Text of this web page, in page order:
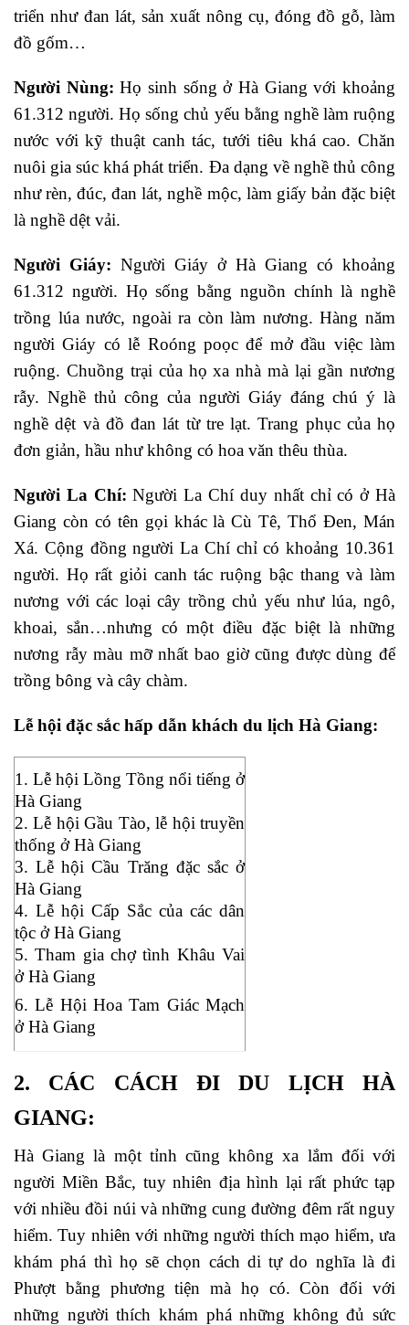
triển như đan lát, sản xuất nông cụ, đóng đồ gỗ, làm
đồ gốm…
Người Nùng: Họ sinh sống ở Hà Giang với khoảng
61.312 người. Họ sống chủ yếu bằng nghề làm ruộng
nước với kỹ thuật canh tác, tưới tiêu khá cao. Chăn
nuôi gia súc khá phát triển. Đa dạng về nghề thủ công
như rèn, đúc, đan lát, nghề mộc, làm giấy bản đặc biệt
là nghề dệt vải.
Người Giáy: Người Giáy ở Hà Giang có khoảng
61.312 người. Họ sống bằng nguồn chính là nghề
trồng lúa nước, ngoài ra còn làm nương. Hàng năm
người Giáy có lễ Roóng poọc để mở đầu việc làm
ruộng. Chuồng trại của họ xa nhà mà lại gần nương
rẫy. Nghề thủ công của người Giáy đáng chú ý là
nghề dệt và đồ đan lát từ tre lạt. Trang phục của họ
đơn giản, hầu như không có hoa văn thêu thùa.
Người La Chí: Người La Chí duy nhất chỉ có ở Hà
Giang còn có tên gọi khác là Cù Tê, Thổ Đen, Mán
Xá. Cộng đồng người La Chí chỉ có khoảng 10.361
người. Họ rất giỏi canh tác ruộng bậc thang và làm
nương với các loại cây trồng chủ yếu như lúa, ngô,
khoai, sắn…nhưng có một điều đặc biệt là những
nương rẫy màu mỡ nhất bao giờ cũng được dùng để
trồng bông và cây chàm.
Lễ hội đặc sắc hấp dẫn khách du lịch Hà Giang:
1. Lễ hội Lồng Tồng nổi tiếng ở
Hà Giang
2. Lễ hội Gầu Tào, lễ hội truyền
thống ở Hà Giang
3. Lễ hội Cầu Trăng đặc sắc ở
Hà Giang
4. Lễ hội Cấp Sắc của các dân
tộc ở Hà Giang
5. Tham gia chợ tình Khâu Vai
ở Hà Giang
6. Lễ Hội Hoa Tam Giác Mạch
ở Hà Giang
2. CÁC CÁCH ĐI DU LỊCH HÀ
GIANG:
Hà Giang là một tỉnh cũng không xa lắm đối với
người Miền Bắc, tuy nhiên địa hình lại rất phức tạp
với nhiều đồi núi và những cung đường đêm rất nguy
hiểm. Tuy nhiên với những người thích mạo hiểm, ưa
khám phá thì họ sẽ chọn cách di tự do nghĩa là đi
Phượt bằng phương tiện mà họ có. Còn đối với
những người thích khám phá những không đủ sức